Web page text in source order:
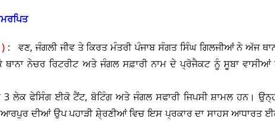
: ਵਣ, ਜੰਗਲੀ ਜੀਵ ਤੇ ਕਿਰਤ ਮੰਤਰੀ ਪੰਜਾਬ ਸੰਗਤ ਸਿੰਘ ਗਿਲਜੀਆਂ ਨੇ ਅੱਜ
ਨੇਚਰ ਰਿਟਰੀਟ ਅਤੇ ਜੰਗਲ ਸਫ਼ਾਰੀ ਨਾਮ ਦੇ ਪ੍ਰੋਜੈਕਟ ਨੂੰ ਸੂਬਾ ਵਾਸੀਆਂ
ਲੇਕ ਫੇਸਿੰਗ ਈਕੋ ਟੈਂਟ, ਬੋਟਿੰਗ ਅਤੇ ਜੰਗਲ ਸਫਾਰੀ ਜਿਪਸੀ ਸ਼ਾਮਲ ਹਨ।
ਦੀਆਂ ਉਪ ਪਹਾੜੀ ਸ਼ੇ੍ਰਣੀਆਂ ਵਿਚ ਇਸ ਪ੍ਰਕਾਰ ਦਾ ਸਾਹਸ ਆਧਾਰਤ